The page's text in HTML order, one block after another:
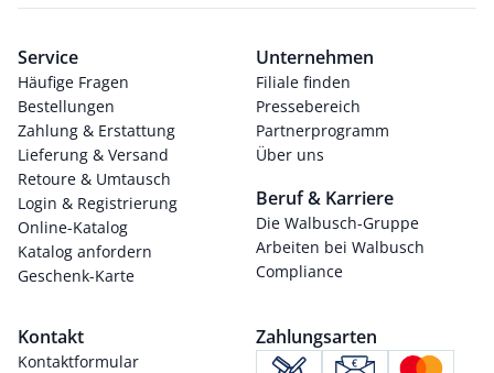
Service
Häufige Fragen
Bestellungen
Zahlung & Erstattung
Lieferung & Versand
Retoure & Umtausch
Login & Registrierung
Online-Katalog
Katalog anfordern
Geschenk-Karte
Unternehmen
Filiale finden
Pressebereich
Partnerprogramm
Über uns
Beruf & Karriere
Die Walbusch-Gruppe
Arbeiten bei Walbusch
Compliance
Kontakt
Kontaktformular
Zahlungsarten